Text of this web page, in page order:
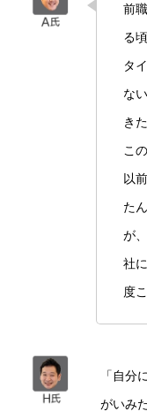
前
る
タ
な
き
こ
以
た
が
社
度
「自分
がいみ